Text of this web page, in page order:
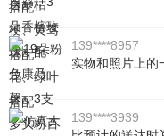
139****8957
实物和照片上的
139****3939